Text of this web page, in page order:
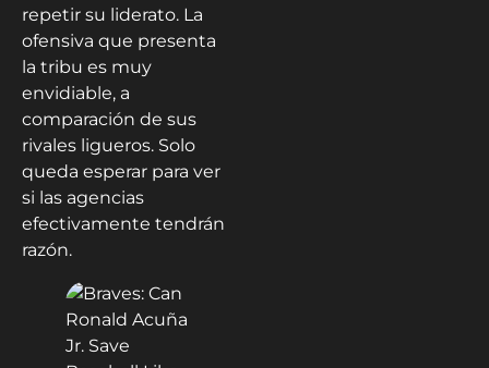
repetir su liderato. La
ofensiva que presenta
la tribu es muy
envidiable, a
comparación de sus
rivales ligueros. Solo
queda esperar para ver
si las agencias
efectivamente tendrán
razón.